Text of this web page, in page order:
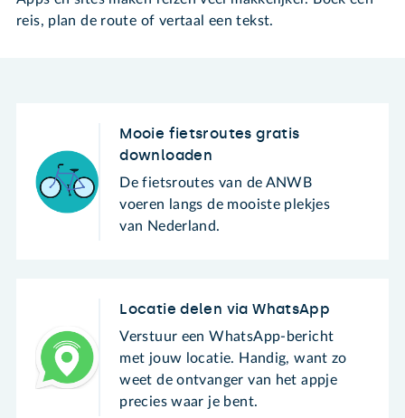
reis, plan de route of vertaal een tekst.
Mooie fietsroutes gratis
downloaden
De fietsroutes van de ANWB
voeren langs de mooiste plekjes
van Nederland.
Locatie delen via WhatsApp
Verstuur een WhatsApp-bericht
met jouw locatie. Handig, want zo
weet de ontvanger van het appje
precies waar je bent.